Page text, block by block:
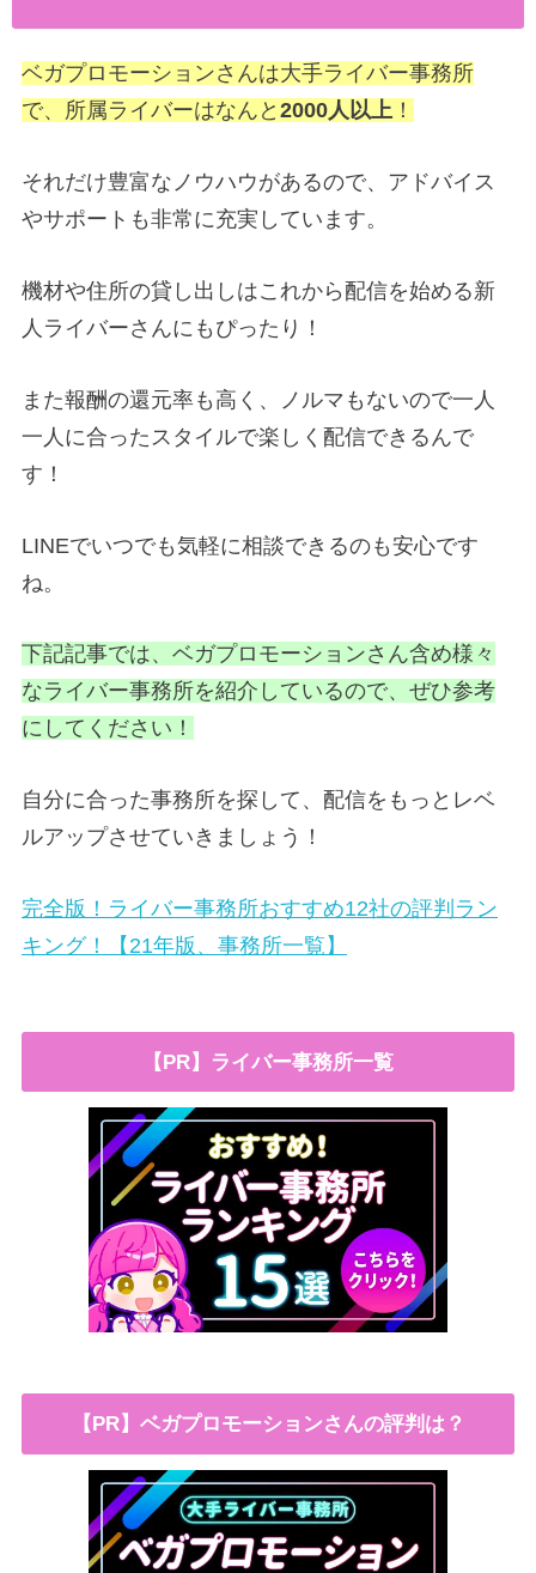
ベガプロモーションさんは大手ライバー事務所
で、所属ライバーはなんと 2000人以上 ！
それだけ豊富なノウハウがあるので、アドバイス
やサポートも非常に充実しています。
機材や住所の貸し出しはこれから配信を始める新
人ライバーさんにもぴったり！
また報酬の還元率も高く、ノルマもないので一人
一人に合ったスタイルで楽しく配信できるんで
す！
LINEでいつでも気軽に相談できるのも安心です
ね。
下記記事では、ベガプロモーションさん含め様々
なライバー事務所を紹介しているので、ぜひ参考
にしてください！
自分に合った事務所を探して、配信をもっとレベ
ルアップさせていきましょう！
完全版！ライバー事務所おすすめ12社の評判ラン
キング！【21年版、事務所一覧】
【PR】ライバー事務所一覧
【PR】ベガプロモーションさんの評判は？